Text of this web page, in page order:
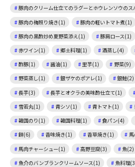
豚肉のクリーム仕立てのラグーとホウレンソウのス
豚肉の梅照り焼き(1)
豚肉の軽いトマト煮(1)
豚肉の黒酢炒め夏野菜添え(1)
豚肩ロース(1)
赤ワイン(1)
郷土料理(1) 酒蒸し(4)
酢豚(1)
醤油(1) 里芋(1) 野菜(9)
野菜蒸し(1)
銀ザケのポアレ(1) 銀鮭(2)
長芋(3)
長芋とオクラの美味酢仕立て(1)
雪若丸(1)
青シソ(1) 青トマト(1)
韓国のり(1)
韓国料理(1) 食パン(4)
餅(6)
香味焼き(1) 香草焼き(1)
馬肉チャーシュー(1)
高野豆腐(3) 魚(2)
魚介のバンブランクリームソース(1)
魚料理